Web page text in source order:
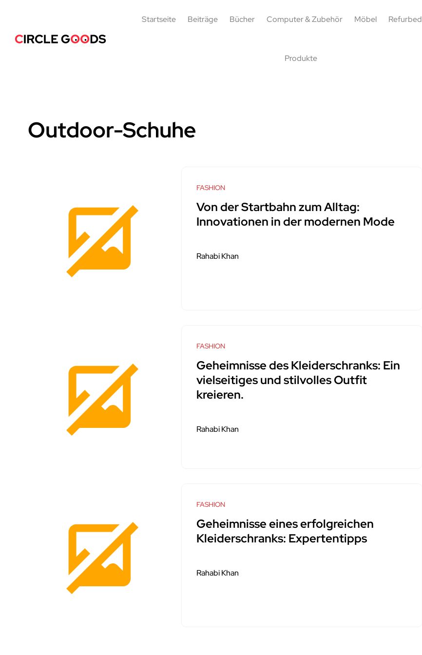
Startseite Beiträge Bücher Computer & Zubehör Möbel Refurbed
Produkte
Outdoor-Schuhe
FASHION
Von der Startbahn zum Alltag:
Innovationen in der modernen Mode
Rahabi Khan
FASHION
Geheimnisse des Kleiderschranks: Ein
vielseitiges und stilvolles Outfit
kreieren.
Rahabi Khan
FASHION
Geheimnisse eines erfolgreichen
Kleiderschranks: Expertentipps
Rahabi Khan